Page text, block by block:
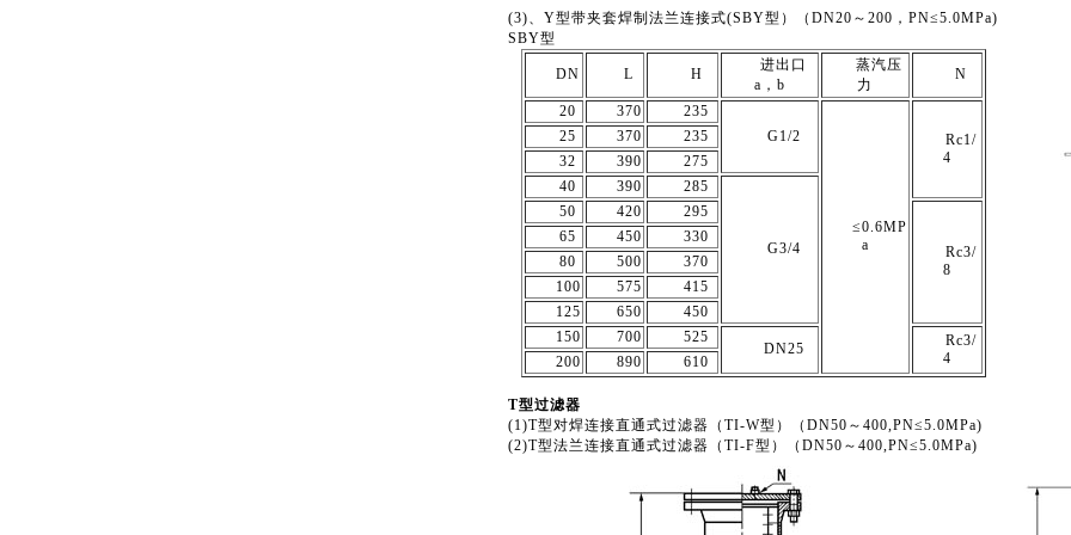
(3)、Y型带夹套焊制法兰连接式(SBY型）（DN20～200，PN≤5.0MPa)
SBY型
DN L H
进出口
a，b
蒸汽压
力
N
20 370
235
G1/2
≤0.6MP
a
Rc1/
4
25 370
235
32
390
275
40
390 285
G3/4
50 420 295
Rc3/
8
65 450
330
80
500
370
100
575
415
125
650
450
150
700 525
DN25
Rc3/
4
200 890 610
T型过滤器
(1)T型对焊连接直通式过滤器（TI-W型）（DN50～400,PN≤5.0MPa)
(2)T型法兰连接直通式过滤器（TI-F型）（DN50～400,PN≤5.0MPa)